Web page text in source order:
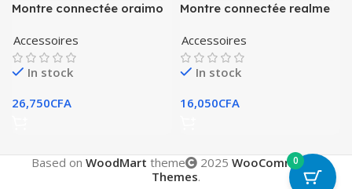
Montre connectée oraimo
Accessoires
In stock
26,750CFA
Montre connectée realme
Accessoires
In stock
16,050CFA
Based on WoodMart theme 2025 WooCommerce
Themes.
0